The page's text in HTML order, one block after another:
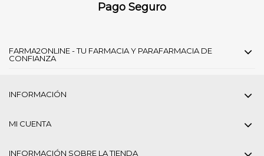
Pago Seguro
FARMA2ONLINE - TU FARMACIA Y PARAFARMACIA DE
CONFIANZA
INFORMACIÓN
MI CUENTA
INFORMACIÓN SOBRE LA TIENDA